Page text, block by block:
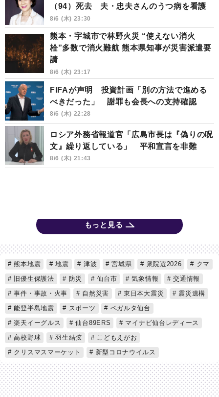
（94）死去 夫・忠夫さんのうつ病を看護
8/6 (木) 23:30
熊本・宇城市で林野火災 “使えない消火
栓”多数で消火難航 熊本県知事が災害派遣要
請
8/6 (木) 23:17
FIFAが声明 投資計画「別の方法で進める
べきだった」 謝罪も会長への支持確認
8/6 (木) 22:28
ロシア外務省報道官「広島市長は『偽りの呪
文』繰り返している」 平和宣言を非難
8/6 (木) 21:43
もっと見る
熊本地震 地震 津波 宮城県 衆院選2026
クマ
旧優生保護法
防災 仙台市 気象情報
交通情報
事件・事故・火事
自然災害 東日本大震災
震災遺構
能登半島地震
スポーツ
ベガルタ仙台
楽天イーグルス
仙台89ERS
マイナビ仙台レディース
高校野球
羽生結弦
こどもえがお
クリスマスマーケット
新型コロナウイルス